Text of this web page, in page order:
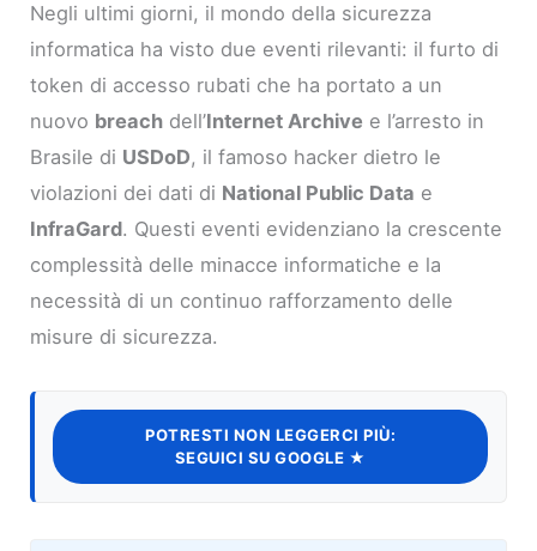
Negli ultimi giorni, il mondo della sicurezza
informatica ha visto due eventi rilevanti: il furto di
token di accesso rubati che ha portato a un
nuovo breach dell’Internet Archive e l’arresto in
Brasile di USDoD, il famoso hacker dietro le
violazioni dei dati di National Public Data e
InfraGard. Questi eventi evidenziano la crescente
complessità delle minacce informatiche e la
necessità di un continuo rafforzamento delle
misure di sicurezza.
POTRESTI NON LEGGERCI PIÙ:
SEGUICI SU GOOGLE ★